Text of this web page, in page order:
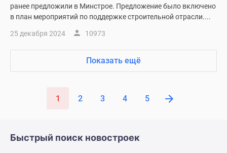
ранее предложили в Минстрое. Предложение было включено
в план мероприятий по поддержке строительной отрасли....
25 декабря 2024 10973
Показать ещё
1 2 3 4 5
Быстрый поиск новостроек